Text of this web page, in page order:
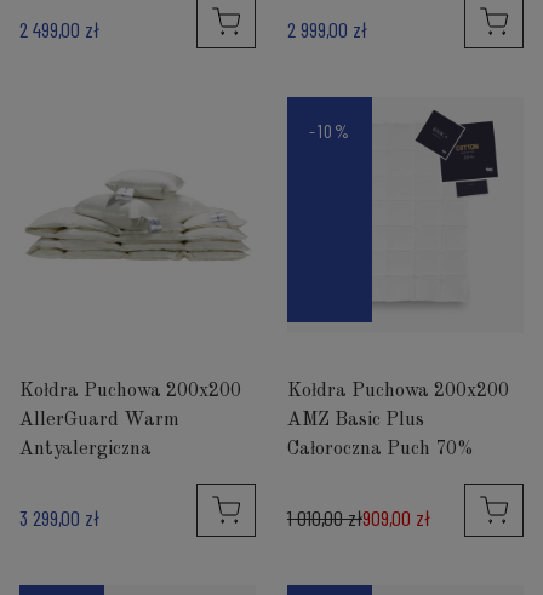
2 499,00 zł 2 999,00 zł
Kołdra Puchowa 200x200
AllerGuard Warm
Antyalergiczna
3 299,00 zł
-10%
Kołdra Puchowa 200x200
AMZ Basic Plus
Całoroczna Puch 70%
909,00 zł
1 010,00 zł